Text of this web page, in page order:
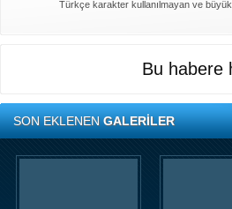
Türkçe karakter kullanılmayan ve
Bu habere
SON EKLENENGALERİLER